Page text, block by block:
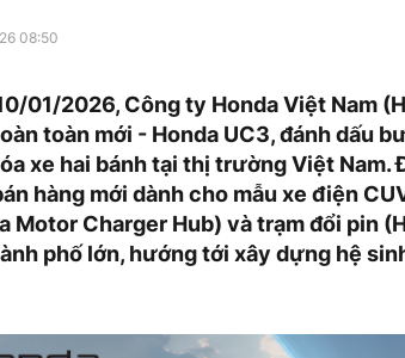
08:50
01/2026, Công ty Honda Việt Nam
toàn mới - Honda UC3, đánh dấu
xe hai bánh tại thị trường Việt Nam.
hàng mới dành cho mẫu xe điện
Motor Charger Hub) và trạm đổi pin
phố lớn, hướng tới xây dựng hệ